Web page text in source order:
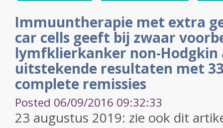
Immuuntherapie met extra
car cells geeft bij zwaar
lymfklierkanker non-Hodgkin
uitstekende resultaten met
complete remissies
Posted 06/09/2016 09:32:33
23 augustus 2019: zie ook dit